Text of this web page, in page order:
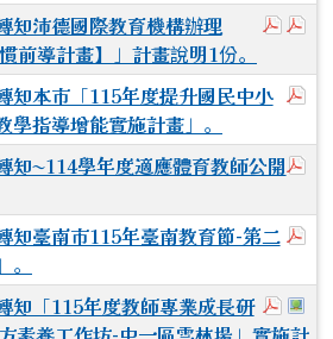
於彈
知沛德國際教育機構辦理
前導計畫】」計畫說明1份。
知本市「115年度提升國民中小
指導增能實施計畫」。
知~114學年度適應體育教師公開
知臺南市115年臺南教育節-第二
於彈
知「115年度教師專業成長研